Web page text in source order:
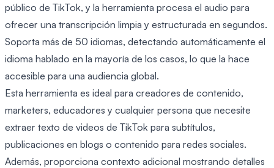
público de TikTok, y la herramienta procesa el audio para
ofrecer una transcripción limpia y estructurada en segundos.
Soporta más de 50 idiomas, detectando automáticamente el
idioma hablado en la mayoría de los casos, lo que la hace
accesible para una audiencia global.
Esta herramienta es ideal para creadores de contenido,
marketers, educadores y cualquier persona que necesite
extraer texto de videos de TikTok para subtítulos,
publicaciones en blogs o contenido para redes sociales.
Además, proporciona contexto adicional mostrando detalles